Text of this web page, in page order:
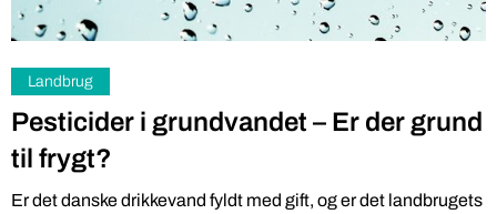
Landbrug
Pesticider i grundvandet – Er der grund
til frygt?
Er det danske drikkevand fyldt med gift, og er det landbrugets